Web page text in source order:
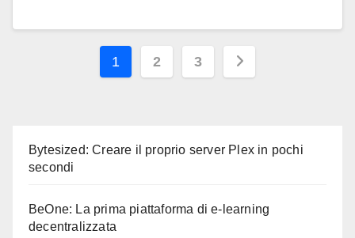
Paginazione
1 2 3
Bytesized: Creare il proprio server Plex in pochi
secondi
BeOne: La prima piattaforma di e-learning
decentralizzata